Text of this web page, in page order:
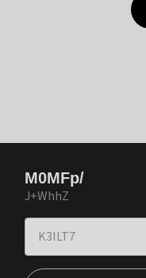
M0MFp/
J+WhhZ